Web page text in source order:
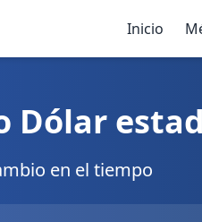
Inicio
Dólar
en el tiempo